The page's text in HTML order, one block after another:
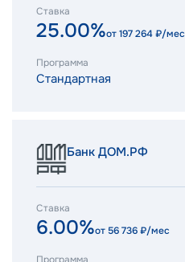
Ставка
25.00%от197 264₽/мес
Программа
Стандартная
Банк ДОМ.РФ
Ставка
6.00%от 56 736₽/мес